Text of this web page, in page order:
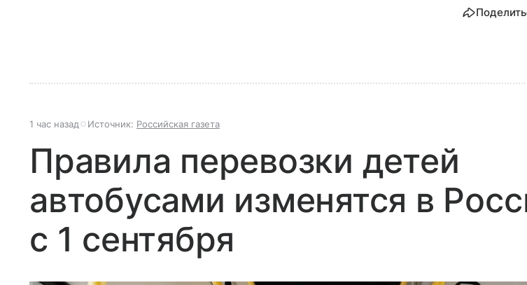
1 час назад Источник: Российская газета
Правила перевозки детей
автобусами изменятся в
с 1 сентября